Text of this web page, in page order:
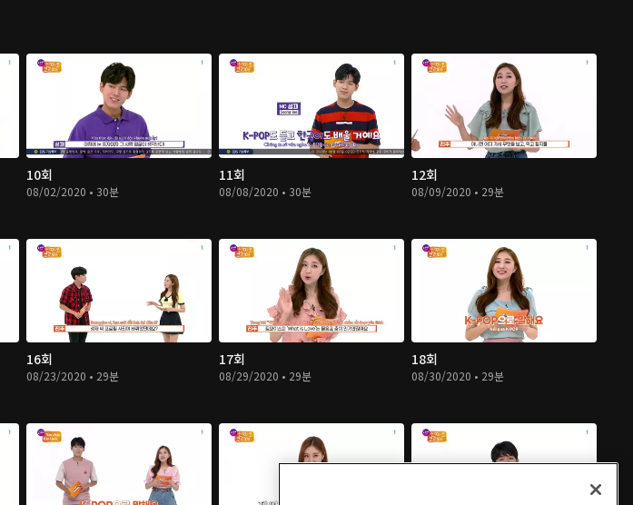
10회
08/02/2020 • 30분
11회
08/08/2020 • 30분
12회
08/09/2020 • 29분
16회
08/23/2020 • 29분
17회
08/29/2020 • 29분
18회
08/30/2020 • 29분